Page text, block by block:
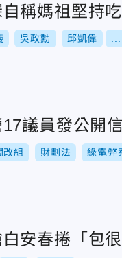
自稱媽祖堅持
吳政勳 邱凱偉
17議員發公
改組 財劃法 綠電弊
白安春捲「包